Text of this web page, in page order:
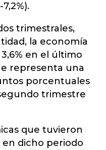
trimestrales,
la economía
en el último
representa una
porcentuales
trimestre
que tuvieron
dicho periodo